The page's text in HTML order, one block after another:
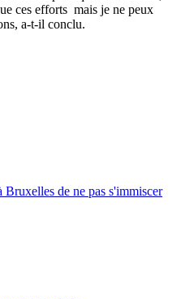
ces efforts mais je ne peux
a-t-il conclu.
de ne pas s'immiscer